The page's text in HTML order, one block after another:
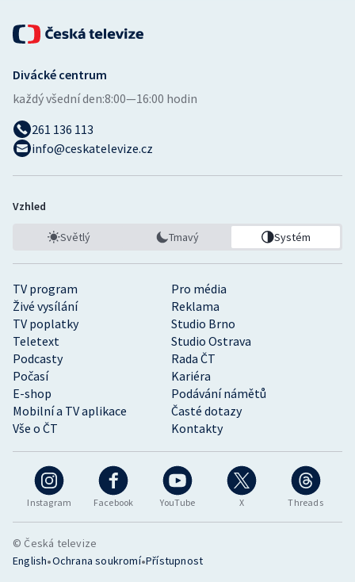
Instagram Facebook YouTube X Threads
TV program
Pro média
Živé vysílání
Reklama
TV poplatky
Studio Brno
Teletext
Studio Ostrava
Podcasty
Rada ČT
Počasí
Kariéra
E-shop
Podávání námětů
Mobilní a TV aplikace
Časté dotazy
Vše o ČT
Kontakty
Divácké centrum
každý všední den:8:00—16:00 hodin
261 136 113
info@ceskatelevize.cz
Vzhled
Světlý Tmavý Systém
© Česká televize
English•Ochrana soukromí•Přístupnost